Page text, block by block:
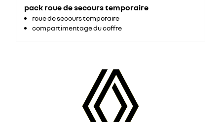
pack roue de secours temporaire
roue de secours temporaire
compartimentage du coffre